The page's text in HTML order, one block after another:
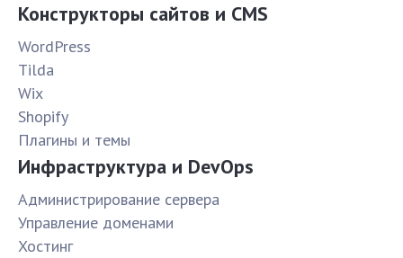
Конструкторы сайтов и CMS
WordPress
Tilda
Wix
Shopify
Плагины и темы
Инфраструктура и DevOps
Администрирование сервера
Управление доменами
Хостинг